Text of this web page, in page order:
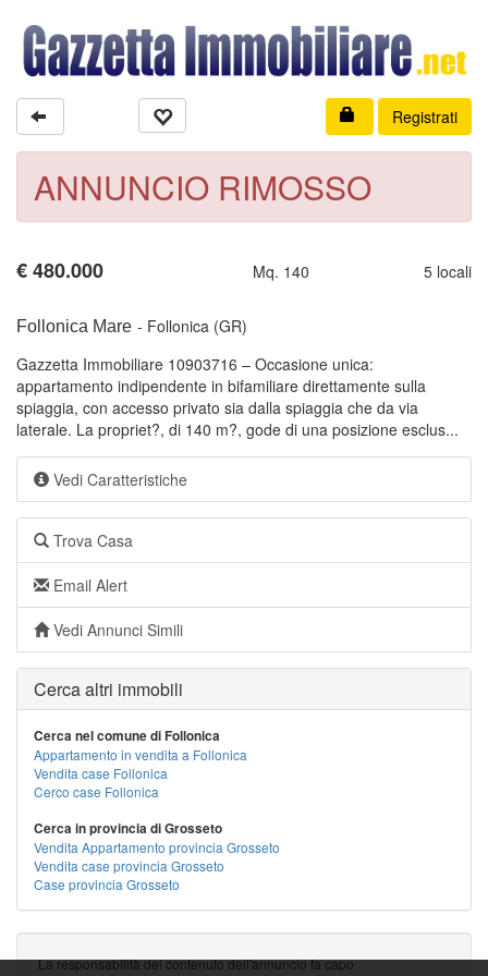
Registrati
ANNUNCIO RIMOSSO
€480.000 Mq. 140 5 locali
Follonica Mare - Follonica (GR)
Gazzetta Immobiliare 10903716 – Occasione unica:
appartamento indipendente in bifamiliare direttamente sulla
spiaggia, con accesso privato sia dalla spiaggia che da via
laterale. La propriet?, di 140 m?, gode di una posizione esclus...
Vedi Caratteristiche
Trova Casa
Email Alert
Vedi Annunci Simili
Cerca altri immobili
Cerca nel comune di Follonica
Appartamento in vendita a Follonica
Vendita case Follonica
Cerco case Follonica
Cerca in provincia di Grosseto
Vendita Appartamento provincia Grosseto
Vendita case provincia Grosseto
Case provincia Grosseto
La responsabilità del contenuto dell'annuncio fa capo